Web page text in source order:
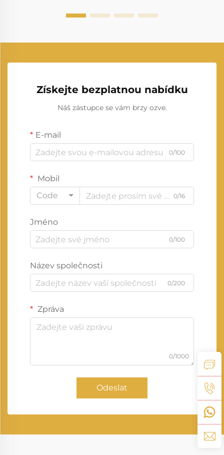
Získejte bezplatnou nabídku
Náš zástupce se vám brzy ozve.
E-mail
0/100
Mobil
Code
0/16
Jméno
0/100
Název společnosti
0/200
Zpráva
0/1000
Odeslat